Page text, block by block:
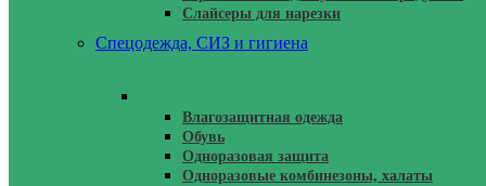
Слайсеры для нарезки
Спецодежда, СИЗ и гигиена
Влагозащитная одежда
Обувь
Одноразовая защита
Одноразовые комбинезоны, халаты